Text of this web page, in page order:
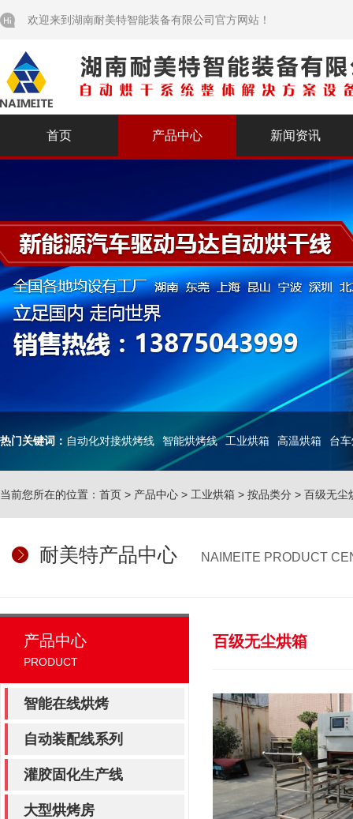
欢迎来到湖南耐美特智能装备有限公司官方网站！
首页 产品中心 新闻资讯
热门关键词： 自动化对接烘烤线 智能烘烤线 工业烘箱 高温烘箱 台
当前您所在的位置： 首页 > 产品中心 > 工业烘箱 > 按品类分 > 百级无尘
耐美特产品中心 NAIMEITE PRODUCT
产品中心
PRODUCT
智能在线烘烤
自动装配线系列
灌胶固化生产线
大型烘烤房
百级无尘烘箱